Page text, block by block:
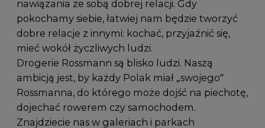
nawiązania ze sobą dobrej relacji. Gdy
pokochamy siebie, łatwiej nam będzie tworzyć
dobre relacje z innymi: kochać, przyjaźnić się,
mieć wokół życzliwych ludzi.
Drogerie Rossmann są blisko ludzi. Naszą
ambicją jest, by każdy Polak miał „swojego”
Rossmanna, do którego może dojść na piechotę,
dojechać rowerem czy samochodem.
Znajdziecie nas w galeriach i parkach